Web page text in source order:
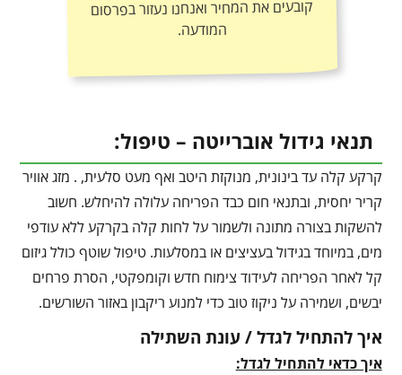
המודעה.
תנאי גידול אוברייטה – טיפול:
קרקע קלה עד בינונית, מנוקזת היטב ואף מעט סלעית, . מזג אוויר
קריר יחסית, ובתנאי חום כבד הפריחה עלולה להיחלש. חשוב
להשקות בצורה מתונה ולשמור על לחות קלה בקרקע ללא עודפי
מים, במיוחד בגידול בעציצים או במסלעות. טיפול שוטף כולל גיזום
קל לאחר הפריחה לעידוד צימוח חדש וקומפקטי, הסרת פרחים
יבשים, ושמירה על ניקוז טוב כדי למנוע ריקבון באזור השורשים.
איך להתחיל לגדל / עונת השתילה
איך כדאי להתחיל לגדל: